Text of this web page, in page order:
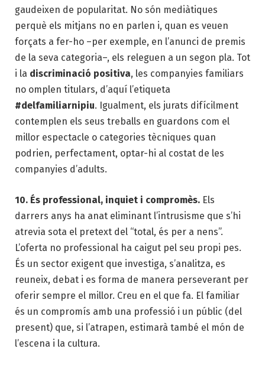
gaudeixen de popularitat. No són mediàtiques
perquè els mitjans no en parlen i, quan es veuen
forçats a fer-ho –per exemple, en l’anunci de premis
de la seva categoria–, els releguen a un segon pla. Tot
i la discriminació positiva, les companyies familiars
no omplen titulars, d’aquí l’etiqueta
#delfamiliarnipiu. Igualment, els jurats difícilment
contemplen els seus treballs en guardons com el
millor espectacle o categories tècniques quan
podrien, perfectament, optar-hi al costat de les
companyies d’adults.
10. És professional, inquiet i compromès. Els
darrers anys ha anat eliminant l’intrusisme que s’hi
atrevia sota el pretext del “total, és per a nens”.
L’oferta no professional ha caigut pel seu propi pes.
És un sector exigent que investiga, s’analitza, es
reuneix, debat i es forma de manera perseverant per
oferir sempre el millor. Creu en el que fa. El familiar
és un compromís amb una professió i un públic (del
present) que, si l’atrapen, estimarà també el món de
l’escena i la cultura.